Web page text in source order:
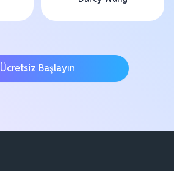
Ücretsiz Başlayın